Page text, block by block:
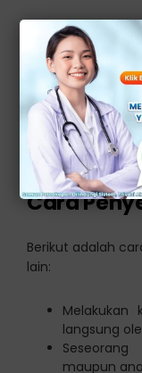
Kemungkinan
seseorang yang
virus pada
Untuk yang tipe
anak-anak
pada si penderita.
Cara
Berikut adalah
lain:
langsung
maupun